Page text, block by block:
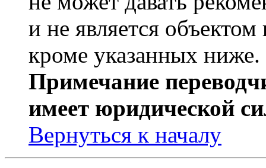
и не является
кроме указанных ниже.
Примечание
имеет юридической
Вернуться к началу